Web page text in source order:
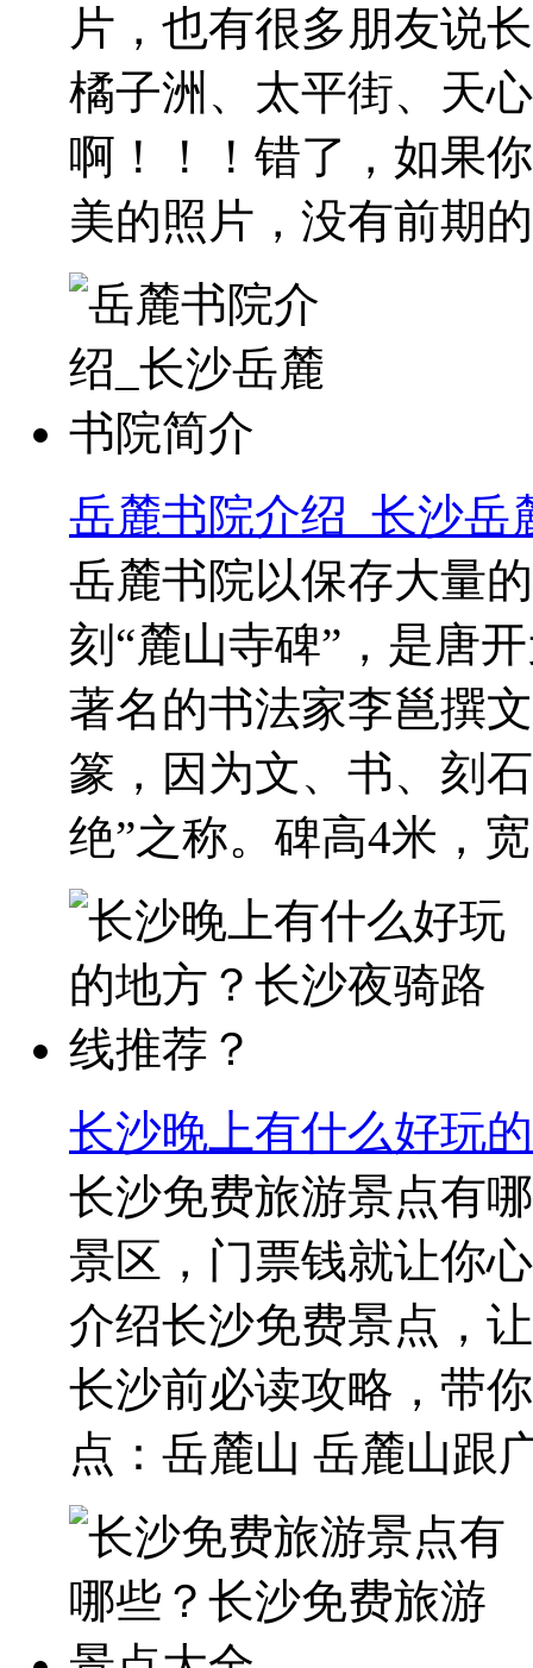
片，也有很多朋友说
橘子洲、太平街、天
啊！！！错了，如果
美的照片，没有前期
岳麓书院介绍_长沙岳
岳麓书院以保存大量
刻“麓山寺碑”，是唐
著名的书法家李邕撰
篆，因为文、书、刻
绝”之称。碑高4米，
长沙晚上有什么好玩
长沙免费旅游景点有
景区，门票钱就让你
介绍长沙免费景点，
长沙前必读攻略，带
点：岳麓山 岳麓山跟